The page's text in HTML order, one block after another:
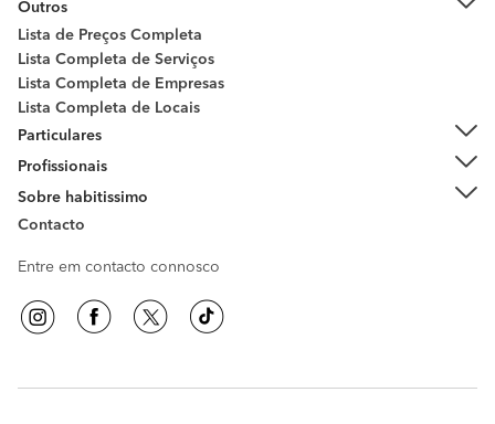
Outros
Lista de Preços Completa
Lista Completa de Serviços
Lista Completa de Empresas
Lista Completa de Locais
Particulares
Profissionais
Sobre habitissimo
Contacto
Entre em contacto connosco